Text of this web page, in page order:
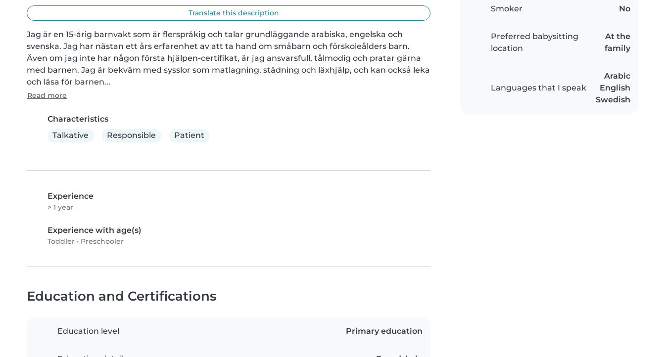
Translate this description
Jag är en 15-årig barnvakt som är flerspråkig och talar grundläggande arabiska, engelska och
svenska. Jag har nästan ett års erfarenhet av att ta hand om småbarn och förskoleålders barn.
Även om jag inte har någon första hjälpen-certifikat, är jag ansvarsfull, tålmodig och pratar gärna
med barnen. Jag är bekväm med sysslor som matlagning, städning och läxhjälp, och kan också leka
och läsa för barnen...
Read more
Characteristics
Talkative
Responsible Patient
Experience
> 1 year
Experience with age(s)
Toddler • Preschooler
Smoker No
Preferred babysitting
location
At the
family
Languages that I speak
Arabic
English
Swedish
Education and Certifications
Education level Primary education